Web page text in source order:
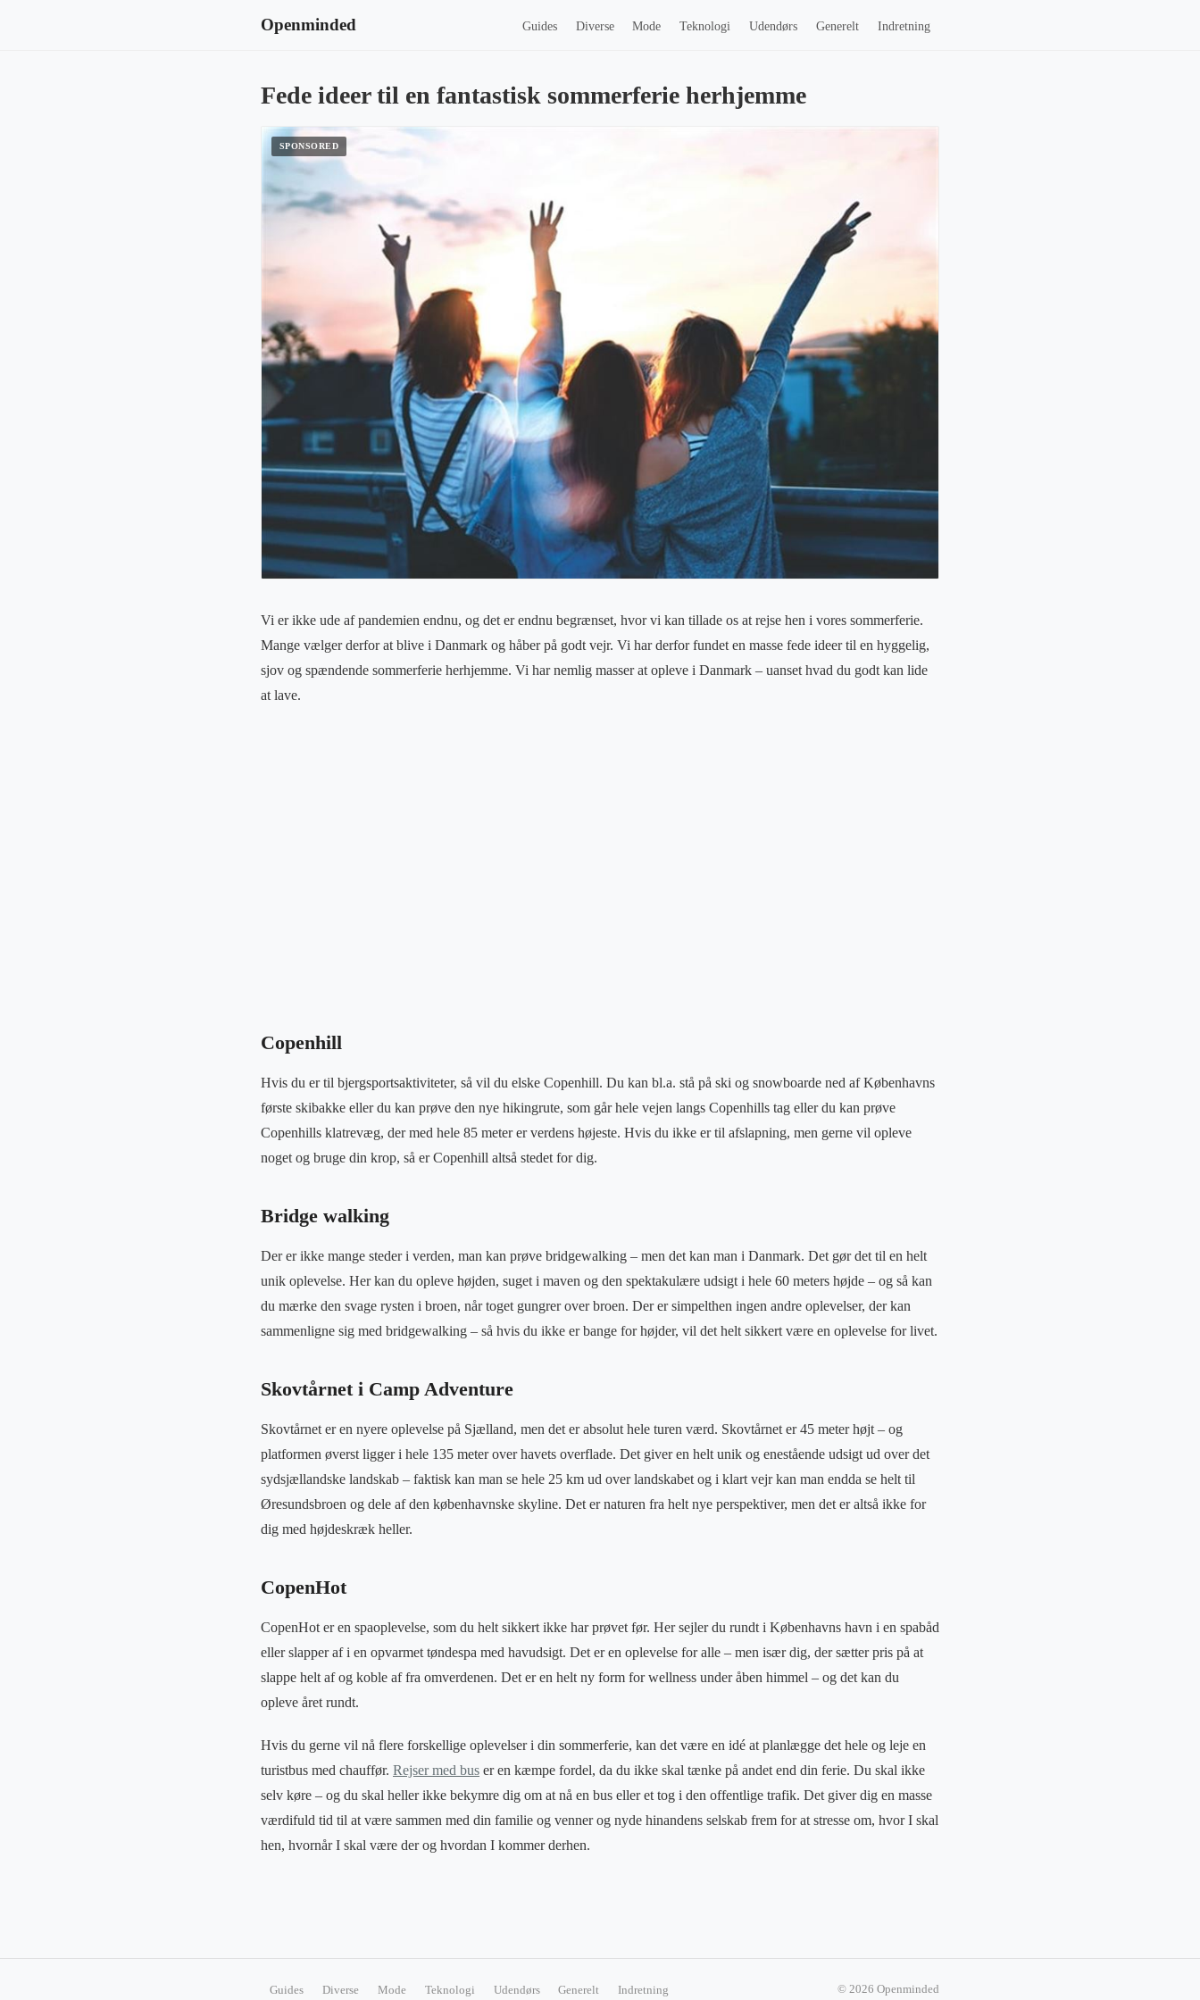
Openminded Guides Diverse Mode Teknologi Udendørs Generelt Indretning
Fede ideer til en fantastisk sommerferie herhjemme
Vi er ikke ude af pandemien endnu, og det er endnu begrænset, hvor vi kan tillade os at rejse hen i vores sommerferie.
Mange vælger derfor at blive i Danmark og håber på godt vejr. Vi har derfor fundet en masse fede ideer til en hyggelig,
sjov og spændende sommerferie herhjemme. Vi har nemlig masser at opleve i Danmark – uanset hvad du godt kan lide
at lave.
Copenhill
Hvis du er til bjergsportsaktiviteter, så vil du elske Copenhill. Du kan bl.a. stå på ski og snowboarde ned af Københavns
første skibakke eller du kan prøve den nye hikingrute, som går hele vejen langs Copenhills tag eller du kan prøve
Copenhills klatrevæg, der med hele 85 meter er verdens højeste. Hvis du ikke er til afslapning, men gerne vil opleve
noget og bruge din krop, så er Copenhill altså stedet for dig.
Bridge walking
Der er ikke mange steder i verden, man kan prøve bridgewalking – men det kan man i Danmark. Det gør det til en helt
unik oplevelse. Her kan du opleve højden, suget i maven og den spektakulære udsigt i hele 60 meters højde – og så kan
du mærke den svage rysten i broen, når toget gungrer over broen. Der er simpelthen ingen andre oplevelser, der kan
sammenligne sig med bridgewalking – så hvis du ikke er bange for højder, vil det helt sikkert være en oplevelse for livet.
Skovtårnet i Camp Adventure
Skovtårnet er en nyere oplevelse på Sjælland, men det er absolut hele turen værd. Skovtårnet er 45 meter højt – og
platformen øverst ligger i hele 135 meter over havets overflade. Det giver en helt unik og enestående udsigt ud over det
sydsjællandske landskab – faktisk kan man se hele 25 km ud over landskabet og i klart vejr kan man endda se helt til
Øresundsbroen og dele af den københavnske skyline. Det er naturen fra helt nye perspektiver, men det er altså ikke for
dig med højdeskræk heller.
CopenHot
CopenHot er en spaoplevelse, som du helt sikkert ikke har prøvet før. Her sejler du rundt i Københavns havn i en spabåd
eller slapper af i en opvarmet tøndespa med havudsigt. Det er en oplevelse for alle – men især dig, der sætter pris på at
slappe helt af og koble af fra omverdenen. Det er en helt ny form for wellness under åben himmel – og det kan du
opleve året rundt.
Hvis du gerne vil nå flere forskellige oplevelser i din sommerferie, kan det være en idé at planlægge det hele og leje en
turistbus med chauffør. Rejser med bus er en kæmpe fordel, da du ikke skal tænke på andet end din ferie. Du skal ikke
selv køre – og du skal heller ikke bekymre dig om at nå en bus eller et tog i den offentlige trafik. Det giver dig en masse
værdifuld tid til at være sammen med din familie og venner og nyde hinandens selskab frem for at stresse om, hvor I skal
hen, hvornår I skal være der og hvordan I kommer derhen.
Guides Diverse Mode Teknologi Udendørs Generelt Indretning © 2026 Openminded